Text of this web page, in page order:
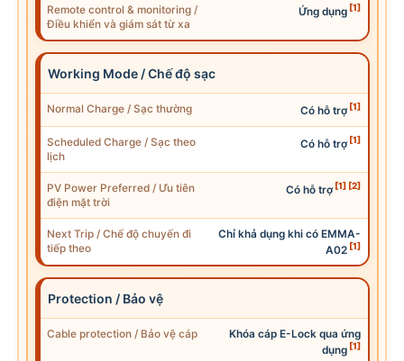
Remote control & monitoring /
Điều khiển và giám sát từ xa
Ứng dụng [1]
Working Mode / Chế độ sạc
Normal Charge / Sạc thường Có hỗ trợ [1]
ScheduledCharge / Sạc theo
lịch
Có hỗ trợ [1]
PV PowerPreferred / Ưu tiên
điện mặt trời
Có hỗ trợ [1] [2]
Next Trip / Chế độ chuyến đi
tiếp theo
Chỉ khả dụng khi có EMMA-
A02 [1]
Protection / Bảo vệ
Cable protection / Bảo vệ cáp
Khóa cáp E-Lock qua ứng
dụng [1]